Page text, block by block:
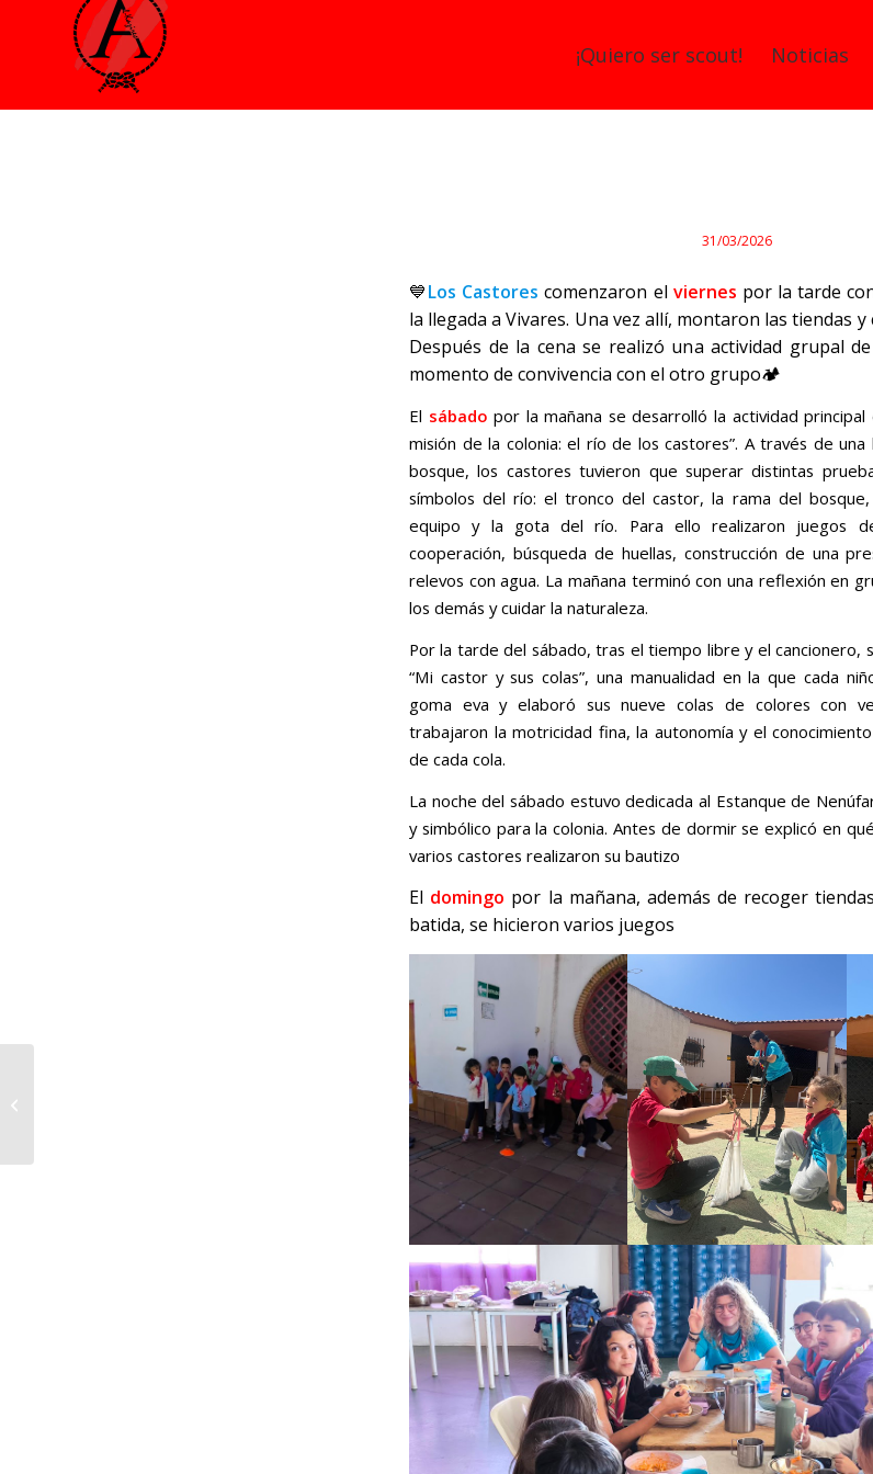
¡Quiero ser scout! Noticias
31/03/2026
💙Los Castorescomenzaron el viernes por la tarde
la llegada a Vivares. Una vez allí, montaron las tiendas
Después de la cena se realizó una actividad grupal
momento de convivencia con el otro grupo🏕️
El sábado por la mañana se desarrolló la actividad principal
misión de la colonia: el río de los castores”. A través de
bosque, los castores tuvieron que superar distintas
símbolos del río: el tronco del castor, la rama del
equipo y la gota del río. Para ello realizaron juegos
cooperación, búsqueda de huellas, construcción de una
relevos con agua. La mañana terminó con una reflexión en
los demás y cuidar la naturaleza.
Por la tarde del sábado, tras el tiempo libre y el cancionero,
“Mi castor y sus colas”, una manualidad en la que cada
goma eva y elaboró sus nueve colas de colores con
trabajaron la motricidad fina, la autonomía y el
de cada cola.
La noche del sábado estuvo dedicada al Estanque de
y simbólico para la colonia. Antes de dormir se explicó en
varios castores realizaron su bautizo
El domingo por la mañana, además de recoger
batida, se hicieron varios juegos